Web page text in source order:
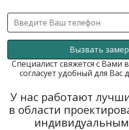
Вызвать
Специалист свяжется с Вами
согласует удобный для Вас
У нас работают
в области